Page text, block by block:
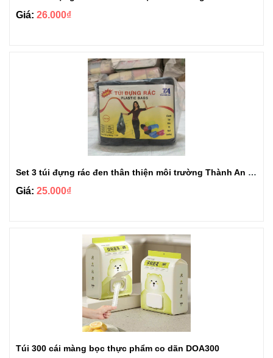
Giá: 26.000₫
Set 3 túi đựng rác đen thân thiện môi trường Thành An loại 1kg
Giá: 25.000₫
Túi 300 cái màng bọc thực phẩm co dãn DOA300